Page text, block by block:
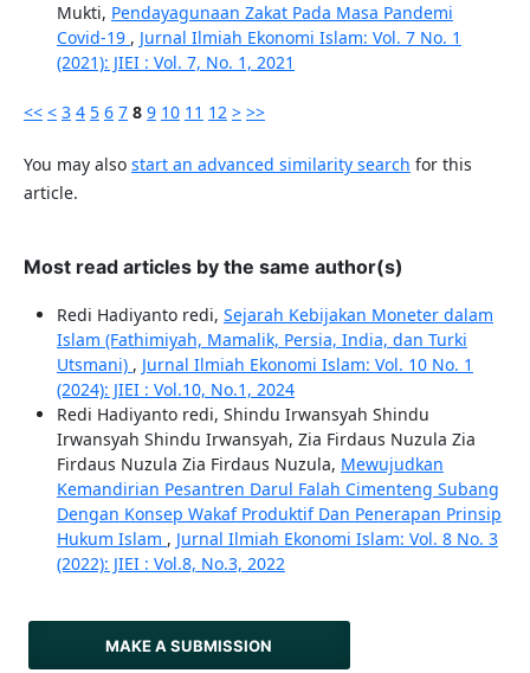
Mukti, Pendayagunaan Zakat Pada Masa Pandemi
Covid-19 , Jurnal Ilmiah Ekonomi Islam: Vol. 7 No. 1
(2021): JIEI : Vol. 7, No. 1, 2021
<< < 3 4 5 6 7 8 9 10 11 12 > >>
You may also start an advanced similarity search for this
article.
Most read articles by the same author(s)
Redi Hadiyanto redi, Sejarah Kebijakan Moneter dalam
Islam (Fathimiyah, Mamalik, Persia, India, dan Turki
Utsmani) , Jurnal Ilmiah Ekonomi Islam: Vol. 10 No. 1
(2024): JIEI : Vol.10, No.1, 2024
Redi Hadiyanto redi, Shindu Irwansyah Shindu
Irwansyah Shindu Irwansyah, Zia Firdaus Nuzula Zia
Firdaus Nuzula Zia Firdaus Nuzula, Mewujudkan
Kemandirian Pesantren Darul Falah Cimenteng Subang
Dengan Konsep Wakaf Produktif Dan Penerapan Prinsip
Hukum Islam , Jurnal Ilmiah Ekonomi Islam: Vol. 8 No. 3
(2022): JIEI : Vol.8, No.3, 2022
MAKE A SUBMISSION